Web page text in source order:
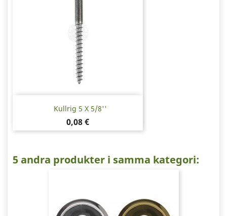
Kullrig 5 X 5/8''
Pris
0,08 €
5 andra produkter i samma kategori: